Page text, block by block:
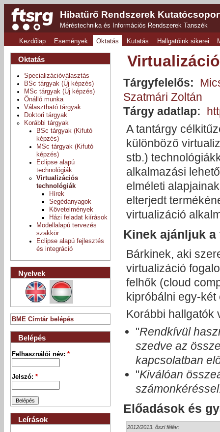
Hibatűrő Rendszerek
Méréstechnika és Információs Rendszerek Tanszék
Kezdőlap Események Oktatás Kutatás Hallgatóink sikerei
Tárgyfelelős:
Szatmári Zoltán
Tárgy adatlap:
A tantárgy
különböző
stb.)
alkalmazási
elméleti
elterjedt
virtualizáció
Kinek ajánljuk a
Bárkinek, aki
virtualizáció
felhők (cloud
kipróbálni egy-két
Korábbi hallgatók
"Rendkívül
szedve az
kapcsolatban
"Kiválóan
Előadások és
2012/2013. őszi félév:
Oktatás
Specializációválasztás
BSc tárgyak (Új képzés)
MSc tárgyak (Új képzés)
Önálló munka
Választható tárgyak
Doktori tárgyak
Korábbi tárgyak
BSc tárgyak (Kifutó
képzés)
MSc tárgyak (Kifutó
képzés)
Eclipse alapú
technológiák
Virtualizációs
technológiák
Hírek
Segédanyagok
Követelmények
Házi feladat kiírások
Modellalapú tervezés
szakkör
Eclipse alapú fejlesztés
és integráció
Nyelvek
BME Címtár belépés
Belépés
Felhasználói név:*
Jelszó:*
Leírások